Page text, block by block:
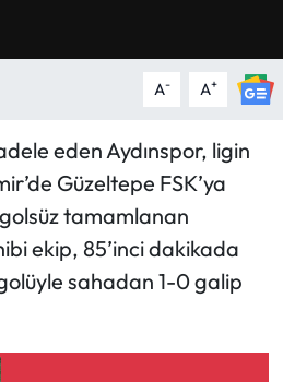
A- A+
eden Aydınspor, ligin
Güzeltepe FSK’ya
golsüz tamamlanan
ekip, 85’inci dakikada
sahadan 1-0 galip